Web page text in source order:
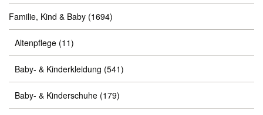
Familie, Kind & Baby (1694)
Altenpflege (11)
Baby- & Kinderkleidung (541)
Baby- & Kinderschuhe (179)